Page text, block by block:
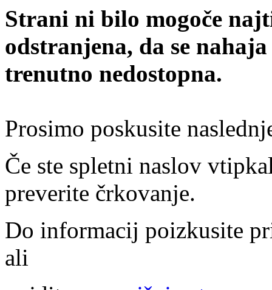
Strani ni bilo mogoče
odstranjena, da se
trenutno nedostopna.
Prosimo poskusite
Če ste spletni naslov
preverite črkovanje.
Do informacij poizkusite
ali